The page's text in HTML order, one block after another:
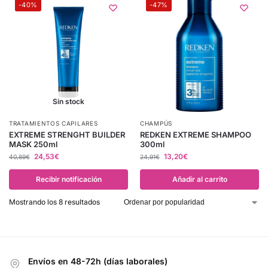
-40%
Sin stock
TRATAMIENTOS CAPILARES
EXTREME STRENGHT BUILDER
MASK 250ml
40,89€ 24,53€
Recibir notificación
-47%
CHAMPÚS
REDKEN EXTREME SHAMPOO
300ml
24,91€ 13,20€
Añadir al carrito
Mostrando los 8 resultados
Envíos en 48-72h (días laborales)